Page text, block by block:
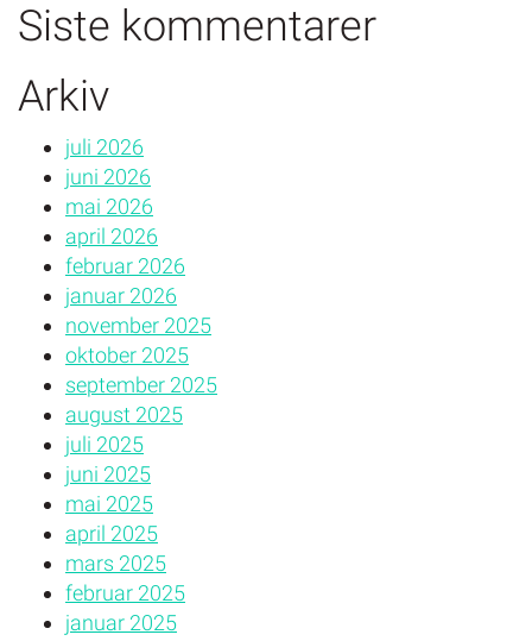
Siste kommentarer
Arkiv
juli 2026
juni 2026
mai 2026
april 2026
februar 2026
januar 2026
november 2025
oktober 2025
september 2025
august 2025
juli 2025
juni 2025
mai 2025
april 2025
mars 2025
februar 2025
januar 2025